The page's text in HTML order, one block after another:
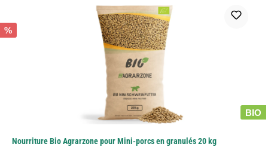
%
BIO
Nourriture Bio Agrarzone pour Mini-porcs en granulés 20 kg